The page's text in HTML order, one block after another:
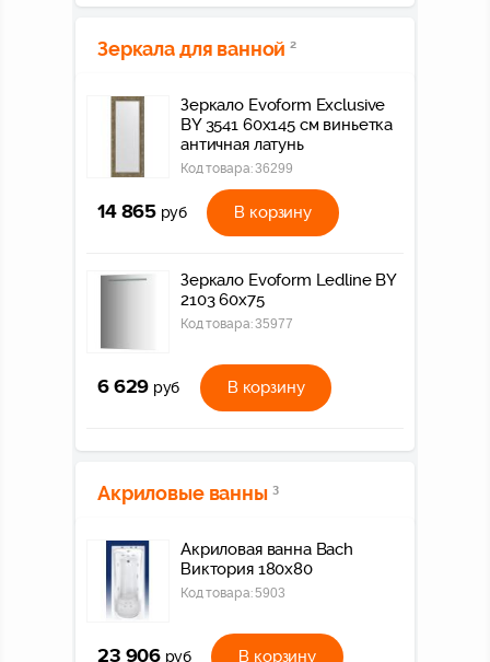
Зеркала для ванной 2
Зеркало Evoform Exclusive
BY 3541 60x145 см виньетка
античная латунь
Код товара:36299
14 865 руб В корзину
Зеркало Evoform Ledline BY
2103 60x75
Код товара:35977
6 629 руб В корзину
Акриловые ванны 3
Акриловая ванна Bach
Виктория 180х80
Код товара:5903
23 906 руб В корзину